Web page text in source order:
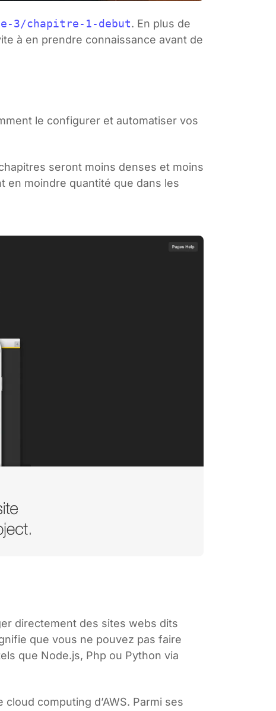
3/chapitre-1-debut. En plus de
à en prendre connaissance avant de
le configurer et automatiser vos
seront moins denses et moins
en moindre quantité que dans les
directement des sites webs dits
que vous ne pouvez pas faire
que Node.js, Php ou Python via
computing d’AWS. Parmi ses